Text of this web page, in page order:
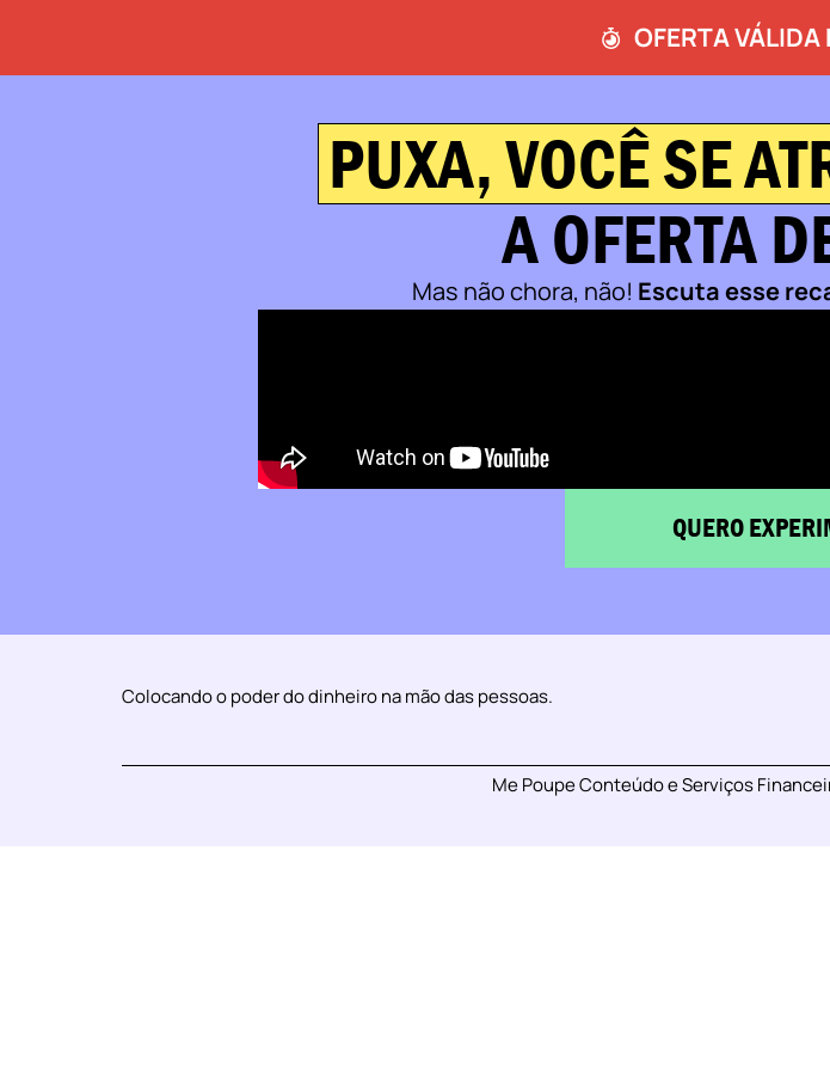
OFERTA
PUXA, VOCÊ SE
A OFERTA
Mas não chora, não! Escuta esse
QUERO
Colocando o poder do dinheiro na mão das pessoas.
Me Poupe Conteúdo e Serviços